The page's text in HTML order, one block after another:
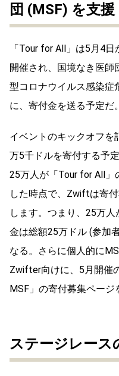
団 (MSF) を支援
「Tour for All」は5月4
開催され、国境なき医師
型コロナウイルス感染症
に、寄付金を送る予定だ。
イベントのキックオフ
万5千ドルを寄付する予
25万人が「Tour for All」
した時点で、Zwiftは寄
します。つまり、25万
金は総額25万ドル (参加
なる。さらに個人的に
Zwifter向けに、5月開催
MSF」の寄付募集ページ
ステージレース